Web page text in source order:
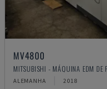
MV4800
MITSUBISHI - MÁQUINA EDM DE
ALEMANHA 2018